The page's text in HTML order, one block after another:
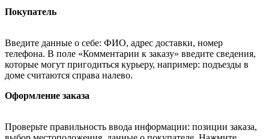
Покупатель
Введите данные о себе: ФИО, адрес доставки, номер
телефона. В поле «Комментарии к заказу» введите сведения,
которые могут пригодиться курьеру, например: подъезды в
доме считаются справа налево.
Оформление заказа
Проверьте правильность ввода информации: позиции заказа,